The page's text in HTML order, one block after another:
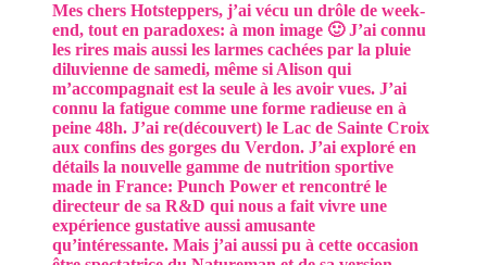
Mes chers Hotsteppers, j’ai vécu un drôle de week-
end, tout en paradoxes: à mon image 🙂 J’ai connu
les rires mais aussi les larmes cachées par la pluie
diluvienne de samedi, même si Alison qui
m’accompagnait est la seule à les avoir vues. J’ai
connu la fatigue comme une forme radieuse en à
peine 48h. J’ai re(découvert) le Lac de Sainte Croix
aux confins des gorges du Verdon. J’ai exploré en
détails la nouvelle gamme de nutrition sportive
made in France: Punch Power et rencontré le
directeur de sa R&D qui nous a fait vivre une
expérience gustative aussi amusante
qu’intéressante. Mais j’ai aussi pu à cette occasion